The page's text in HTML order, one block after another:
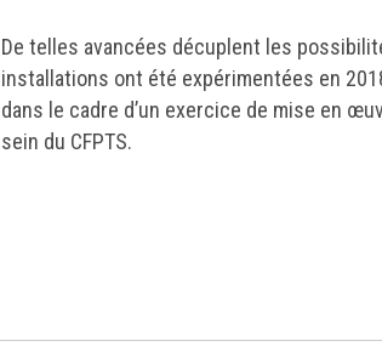
De telles avancées décuplent les
installations ont été expérimentées en
dans le cadre d’un exercice de mise en
sein du CFPTS.